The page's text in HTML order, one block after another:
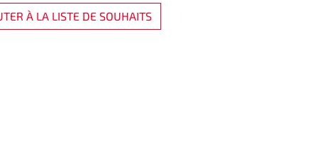
À LA LISTE DE SOUHAITS